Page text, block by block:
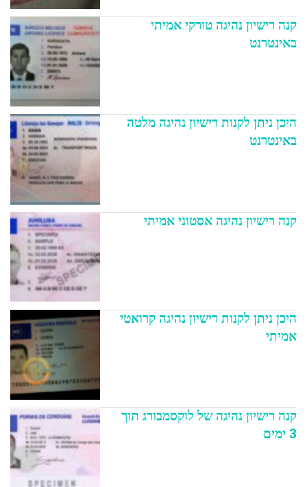
קנה רישיון נהיגה טורקי אמיתי
באינטרנט
היכן ניתן לקנות רישיון נהיגה מלטה
באינטרנט
קנה רישיון נהיגה אסטוני אמיתי
היכן ניתן לקנות רישיון נהיגה קרואטי
אמיתי
קנה רישיון נהיגה של לוקסמבורג תוך
3 ימים